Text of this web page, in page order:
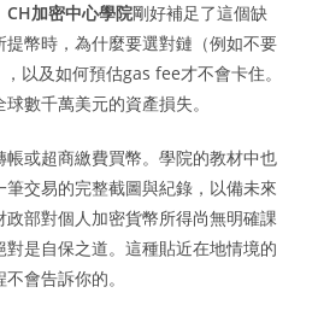
CH加密中心學院剛好補足了這個缺
幣時，為什麼要選對鏈（例如不要
以及如何預估gas fee才不會卡住。
數千萬美元的資產損失。
帳或超商繳費買幣。學院的教材中也
交易的完整截圖與紀錄，以備未來
部對個人加密貨幣所得尚無明確課
是自保之道。這種貼近在地情境的
會告訴你的。